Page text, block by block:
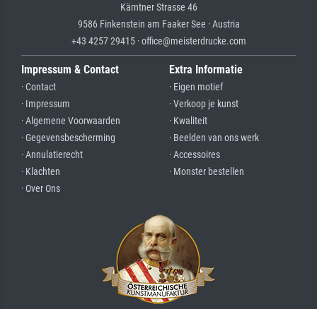
Kärntner Strasse 46
9586 Finkenstein am Faaker See · Austria
+43 4257 29415 · office@meisterdrucke.com
Impressum & Contact
· Contact
· Impressum
· Algemene Voorwaarden
· Gegevensbescherming
· Annulatierecht
· Klachten
· Over Ons
Extra Informatie
· Eigen motief
· Verkoop je kunst
· Kwaliteit
· Beelden van ons werk
· Accessoires
· Monster bestellen